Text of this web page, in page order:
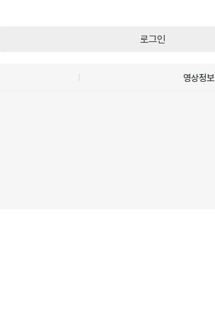
로그인
영상정보